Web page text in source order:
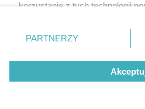
korzystanie z tych technologii
zmienić/wycofać klikając
znajdujący się w lewym dolnym
rodzaje przetwarzania danych
użytkownika, ale masz prawo
przetwarzaniu. Preferencje
PARTNERZY